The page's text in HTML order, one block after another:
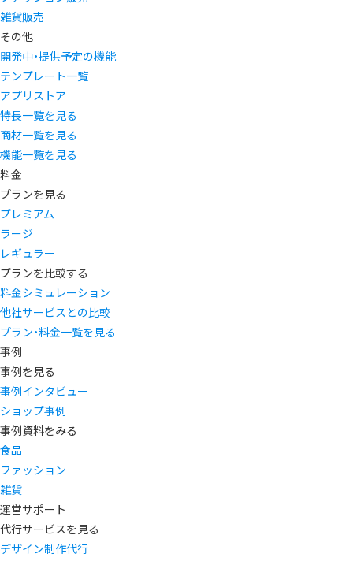
雑貨販売
その他
開発中・提供予定の機能
テンプレート一覧
アプリストア
特長一覧を見る
商材一覧を見る
機能一覧を見る
料金
プランを見る
プレミアム
ラージ
レギュラー
プランを比較する
料金シミュレーション
他社サービスとの比較
プラン・料金一覧を見る
事例
事例を見る
事例インタビュー
ショップ事例
事例資料をみる
食品
ファッション
雑貨
運営サポート
代行サービスを見る
デザイン制作代行